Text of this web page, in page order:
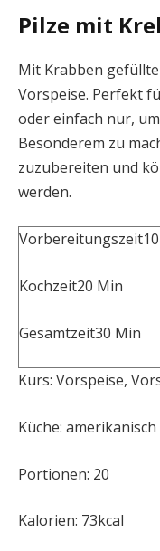
Pilze mit
Mit Krabben
Vorspeise. Perfekt
oder einfach nur,
Besonderem zu
zuzubereiten und
werden.
Vorbereitungszeit10
Kochzeit20 Min
Gesamtzeit30 Min
Kurs: Vorspeise,
Küche: amerikanisch
Portionen: 20
Kalorien: 73kcal